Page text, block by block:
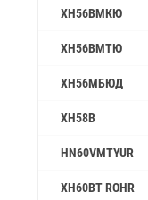
ХН56ВМКЮ
ХН56ВМТЮ
ХН56МБЮД
ХН58В
HN60VMTYUR
ХН60ВТ ROHR